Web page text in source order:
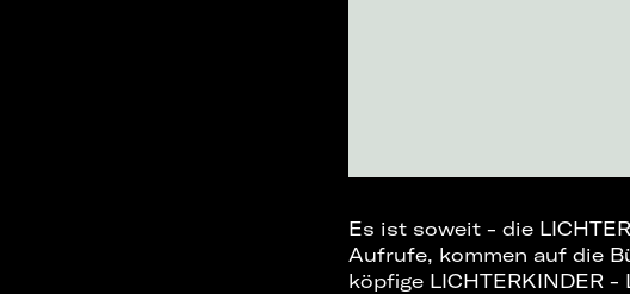
Es ist soweit - die
Aufrufe, kommen auf die
köpfige LICHTERKINDER